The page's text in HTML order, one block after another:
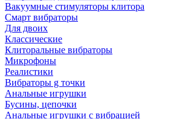
Вакуумные стимуляторы клитора
Смарт вибраторы
Для двоих
Классические
Клиторальные вибраторы
Микрофоны
Реалистики
Вибраторы g точки
Анальные игрушки
Бусины, цепочки
Анальные игрушки с вибрацией